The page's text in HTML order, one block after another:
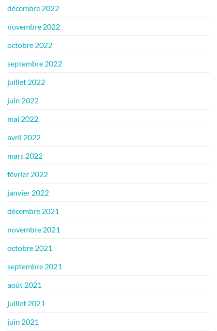
décembre 2022
novembre 2022
octobre 2022
septembre 2022
juillet 2022
juin 2022
mai 2022
avril 2022
mars 2022
février 2022
janvier 2022
décembre 2021
novembre 2021
octobre 2021
septembre 2021
août 2021
juillet 2021
juin 2021